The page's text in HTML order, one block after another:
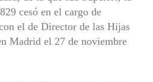
cesó en el cargo de
el de Director de las Hijas
Madrid el 27 de noviembre